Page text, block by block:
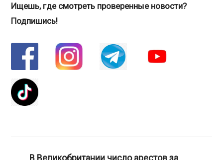
Ищешь, где смотреть проверенные новости?
Подпишись!
В Великобритании число арестов за